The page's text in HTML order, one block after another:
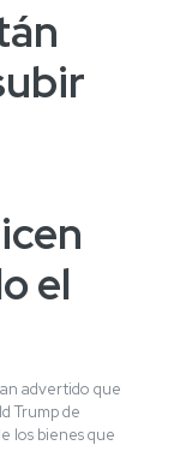
el
advertido que
Trump de
los bienes que